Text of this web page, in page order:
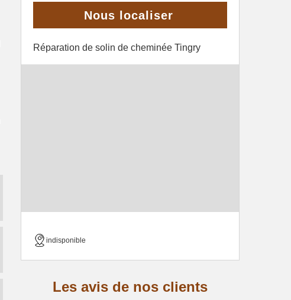
Nous localiser
Réparation de solin de cheminée Tingry
indisponible
Les avis de nos clients